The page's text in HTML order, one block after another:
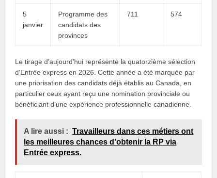
5
janvier
Programme des
candidats des
provinces
711 574
Le tirage d’aujourd’hui représente la quatorzième sélection
d’Entrée express en 2026. Cette année a été marquée par
une priorisation des candidats déjà établis au Canada, en
particulier ceux ayant reçu une nomination provinciale ou
bénéficiant d’une expérience professionnelle canadienne.
A lire aussi : Travailleurs dans ces métiers ont
les meilleures chances d'obtenir la RP via
Entrée express.